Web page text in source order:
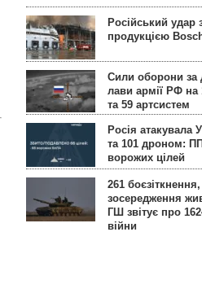
Російський удар
продукцією
Сили оборони за
лави армії РФ на
та 59 артсистем
Росія атакувала
та 101 дроном:
ворожих цілей
261
зосередження
ГШ звітує про
війни